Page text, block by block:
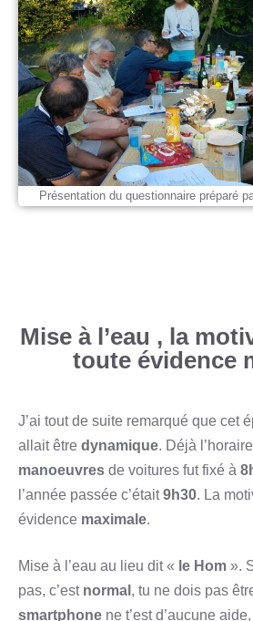
Présentation du questionnaire préparé
Mise à l’eau , la
toute évidence
J’ai tout de suite remarqué que cet
allait être dynamique. Déjà
manoeuvres de voitures fut fixé à
l’année passée c’était9h30. La
évidence maximale.
Mise à l’eau au lieu dit « le Hom ».
pas, c’est normal , tu ne dois pas
smartphone ne t’est d’aucune